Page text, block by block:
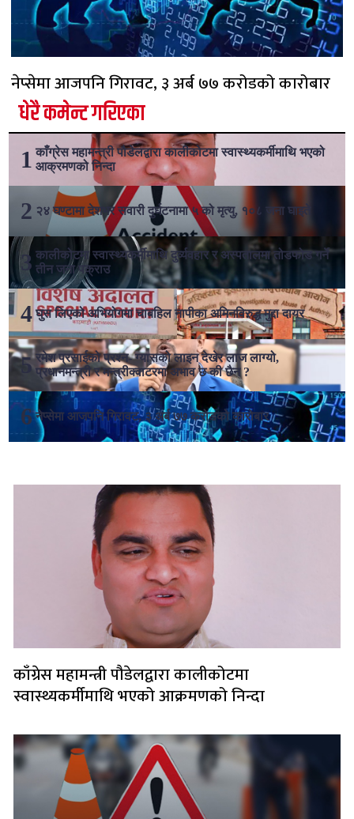
नेप्सेमा आजपनि गिरावट, ३ अर्ब ७७ करोडको कारोबार
धेरै कमेन्ट गरिएका
काँग्रेस महामन्त्री पौडेलद्वारा कालीकोटमा स्वास्थ्यकर्मीमाथि भएको
आक्रमणको निन्दा
२४ घण्टामा देशभर सवारी दुर्घटनामा ५ को मृत्यु, १०८ जना घाइते
कालीकोटमा स्वास्थ्यकर्मीमाथि दुर्व्यवहार र अस्पतालमा तोडफोड गर्ने
तीन जना पक्राउ
घुस लिएको अभियोगमा चाबहिल नापीका अमिनविरुद्ध मुद्दा दायर
रमेश प्रसाईको प्रश्न- ग्यासको लाइन देखेर लाज लाग्यो,
प्रधानमन्त्री र मन्त्रीक्वाटरमा अभाव छ की छैन ?
नेप्सेमा आजपनि गिरावट, ३ अर्ब ७७ करोडको कारोबार
काँग्रेस महामन्त्री पौडेलद्वारा कालीकोटमा
स्वास्थ्यकर्मीमाथि भएको आक्रमणको निन्दा